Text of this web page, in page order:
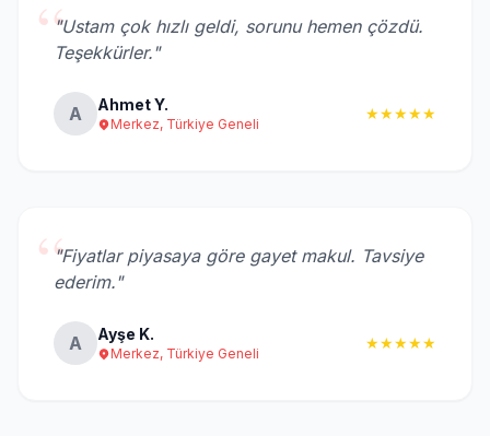
“"Ustam çok hızlı geldi, sorunu hemen çözdü.
Teşekkürler."
A Ahmet Y.
Merkez, Türkiye Geneli
★★★★★
“"Fiyatlar piyasaya göre gayet makul. Tavsiye
ederim."
A Ayşe K.
Merkez, Türkiye Geneli
★★★★★